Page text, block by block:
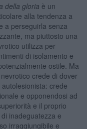
della gloria è un
alla tendenza a
a perseguirla senza
ma piuttosto una
utilizza per
di isolamento e
ostile. Ma
crede di dover
crede
e opponendosi ad
e il proprio
inadeguatezza e
irraggiungibile e